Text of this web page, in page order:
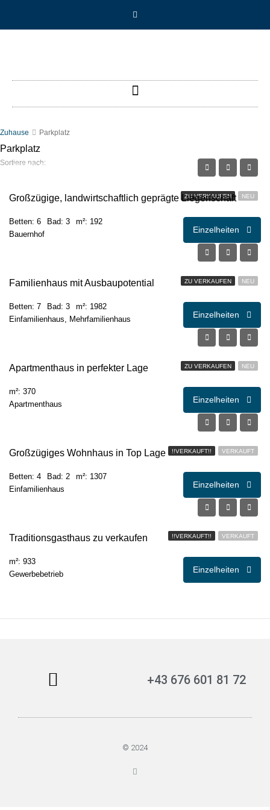
Zuhause Parkplatz
Parkplatz
Sortiere nach:
ZU VERKAUFEN NEU
€430.000,00
Großzügige, landwirtschaftlich geprägte Liegenschaft
Betten: 6 Bad: 3
m²: 192
Bauernhof
Einzelheiten
ZU VERKAUFEN NEU
Familienhaus mit Ausbaupotential
Betten: 7 Bad: 3
m²: 1982
Einfamilienhaus, Mehrfamilienhaus
Einzelheiten
ZU VERKAUFEN NEU
Apartmenthaus in perfekter Lage
m²: 370
Apartmenthaus
Einzelheiten
!!VERKAUFT!! VERKAUFT
Großzügiges Wohnhaus in Top Lage
Betten: 4 Bad: 2
m²: 1307
Einfamilienhaus
Einzelheiten
!!VERKAUFT!! VERKAUFT
Traditionsgasthaus zu verkaufen
m²: 933
Gewerbebetrieb
Einzelheiten
+43 676 601 81 72
© 2024